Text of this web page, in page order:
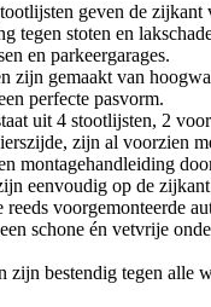
geven de zijkant
tegen stoten en
en parkeergarages.
zijn gemaakt van
perfecte pasvorm.
uit 4 stootlijsten, 2
zijn al voorzien
montagehandleiding
eenvoudig op de
reeds voorgemonteerde
schone én vetvrije
zijn bestendig tegen alle